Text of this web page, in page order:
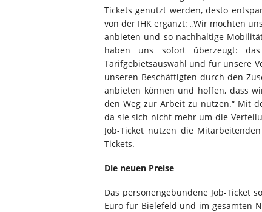
Tickets genutzt werden, desto
von der IHK ergänzt: „Wir möchten
anbieten und so nachhaltige
haben uns sofort überzeugt: das
Tarifgebietsauswahl und für unsere
unseren Beschäftigten durch den
anbieten können und hoffen, dass
den Weg zur Arbeit zu nutzen.“ Mit
da sie sich nicht mehr um die
Job-Ticket nutzen die
Tickets.
Die neuen
Das personengebundene Job-Ticket
Euro für Bielefeld und im gesamten